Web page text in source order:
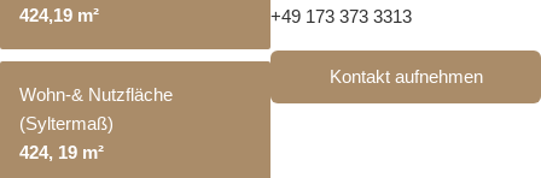
424,19 m²
Wohn-& Nutzfläche
(Syltermaß)
424, 19 m²
+49 173 373 3313
Kontakt aufnehmen